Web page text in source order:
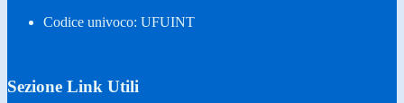
Codice univoco: UFUINT
Sezione Link Utili